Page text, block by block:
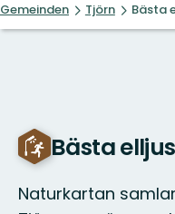
Gemeinden Tjörn Bästa
Bästa
Naturkartan